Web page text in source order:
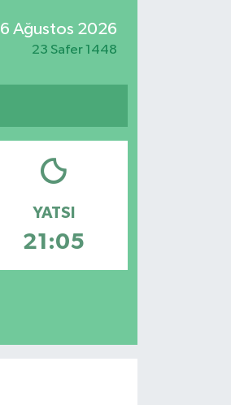
6 Ağustos 2026
23 Safer 1448
YATSI
21:05